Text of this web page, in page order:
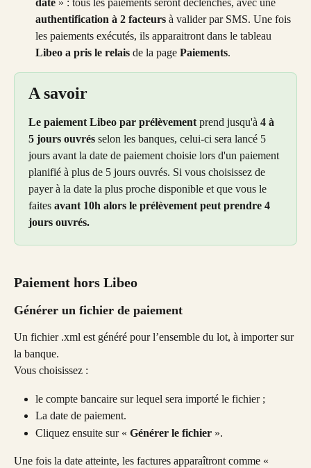
authentification à 2 facteurs à valider par SMS. Une fois
les paiements exécutés, ils apparaitront dans le tableau
Libeo a pris le relais de la page Paiements.
A savoir
Le paiement Libeo par prélèvement prend jusqu'à 4 à
5 jours ouvrés selon les banques, celui-ci sera lancé 5
jours avant la date de paiement choisie lors d'un paiement
planifié à plus de 5 jours ouvrés. Si vous choisissez de
payer à la date la plus proche disponible et que vous le
faites avant 10h alors le prélèvement peut prendre 4
jours ouvrés.
Paiement hors Libeo
Générer un fichier de paiement
Un fichier .xml est généré pour l’ensemble du lot, à importer sur
la banque.
Vous choisissez :
le compte bancaire sur lequel sera importé le fichier ;
La date de paiement.
Cliquez ensuite sur « Générer le fichier ».
Une fois la date atteinte, les factures apparaîtront comme «